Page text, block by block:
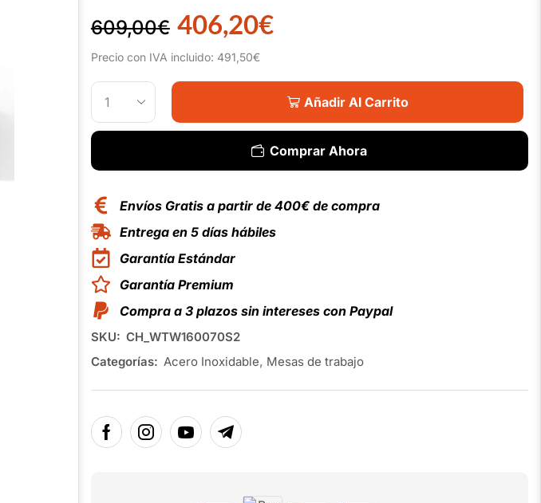
609,00€ 406,20€
Precio con IVA incluido: 491,50€
Añadir Al Carrito
Comprar Ahora
Envíos Gratis a partir de 400€ de compra
Entrega en 5 días hábiles
Garantía Estándar
Garantía Premium
Compra a 3 plazos sin intereses con Paypal
SKU: CH_WTW160070S2
Categorías: Acero Inoxidable, Mesas de trabajo